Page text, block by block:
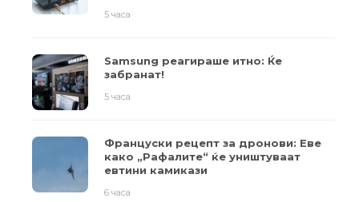
5 часа
Samsung реагираше итно: Ќе
забранат!
5 часа
Француски рецепт за дронови: Еве
како „Рафалите“ ќе уништуваат
евтини камикази
6 часа